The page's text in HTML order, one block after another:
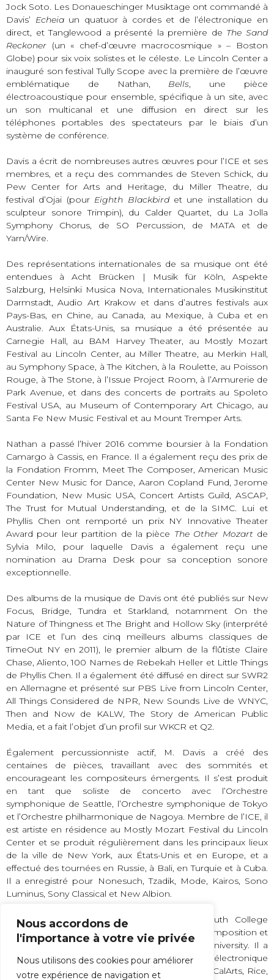
Nous accordons de
l'importance à votre vie privée
Nous utilisons des cookies pour améliorer
votre expérience de navigation et
Jock Soto. Les Donaueschinger Musiktage ont commandé à
Davis’ Echeiaun quatuor à cordes et de l’électronique en
direct, et Tanglewood a présenté la première de The Sand
Reckoner (un « chef-d’œuvre macrocosmique » – Boston
Globe) pour six voix solistes et le céleste. Le Lincoln Center a
inauguré son festival Tully Scope avec la première de l’œuvre
emblématique de Nathan, Bells, une pièce
électroacoustique pour ensemble, spécifique à un site, avec
un son multicanal et une diffusion en direct sur les
téléphones portables des spectateurs par le biais d’un
système de conférence.
Davis a écrit de nombreuses autres œuvres pour l’ICE et ses
membres, et a reçu des commandes de Steven Schick, du
Pew Center for Arts and Heritage, du Miller Theatre, du
festival d’Ojai (pour Eighth Blackbirdet une installation du
sculpteur sonore Trimpin), du Calder Quartet, du La Jolla
Symphony Chorus, de SO Percussion, de MATA et de
Yarn/Wire.
Des représentations internationales de sa musique ont été
entendues à Acht Brücken | Musik für Köln, Aspekte
Salzburg, Helsinki Musica Nova, Internationales Musikinstitut
Darmstadt, Audio Art Krakow et dans d’autres festivals aux
Pays-Bas, en Chine, au Canada, au Mexique, à Cuba et en
Australie. Aux États-Unis, sa musique a été présentée au
Carnegie Hall, au BAM Harvey Theater, au Mostly Mozart
Festival au Lincoln Center, au Miller Theatre, au Merkin Hall,
au Symphony Space, à The Kitchen, à la Roulette, au Poisson
Rouge, à The Stone, à l’Issue Project Room, à l’Armurerie de
Park Avenue, et dans des concerts de portraits au Spoleto
Festival USA, au Museum of Contemporary Art Chicago, au
Santa Fe New Music Festival et au Mount Tremper Arts.
Nathan a passé l’hiver 2016 comme boursier à la Fondation
Camargo à Cassis, en France. Il a également reçu des prix de
la Fondation Fromm, Meet The Composer, American Music
Center New Music for Dance, Aaron Copland Fund, Jerome
Foundation, New Music USA, Concert Artists Guild, ASCAP,
The Trust for Mutual Understanding, et de la SIMC. Lui et
Phyllis Chen ont remporté un prix NY Innovative Theater
Award pour leur partition de la pièce The Other Mozartde
Sylvia Milo, pour laquelle Davis a également reçu une
nomination au Drama Desk pour sa conception sonore
exceptionnelle.
Des albums de la musique de Davis ont été publiés sur New
Focus, Bridge, Tundra et Starkland, notamment On the
Nature of Thingness et The Bright and Hollow Sky (interprété
par ICE et l’un des cinq meilleurs albums classiques de
TimeOut NY en 2011), le premier album de la flûtiste Claire
Chase, Aliento, 100 Names de Rebekah Heller et Little Things
de Phyllis Chen. Il a également été diffusé en direct sur SWR2
en Allemagne et présenté sur PBS Live from Lincoln Center,
All Things Considered de NPR, New Sounds Live de WNYC,
Then and Now de KALW, The Story de American Public
Media, et a fait l’objet d’un profil sur WKCR et Q2.
Également percussionniste actif, M. Davis a créé des
centaines de pièces, travaillant avec des sommités et
encourageant les compositeurs émergents. Il s’est produit
en tant que soliste de concerto avec l’Orchestre
symphonique de Seattle, l’Orchestre symphonique de Tokyo
et l’Orchestre philharmonique de Nagoya. Membre de l’ICE, il
est artiste en résidence au Mostly Mozart Festival du Lincoln
Center et se produit régulièrement dans les principaux lieux
de la ville de New York, aux États-Unis et en Europe, et a
effectué des tournées en Russie, à Bali, en Turquie et à Cuba.
Il a enregistré pour Nonesuch, Tzadik, Mode, Kairos, Sono
Luminus, Sony Classical et New Albion.
Davis a fait partie de la faculté du Dartmouth College
pendant huit ans et enseigne actuellement la composition et
la musique électronique à la Montclair State University. Il a
donné des masterclasses sur la composition, l’électronique
et les techniques de percussion à UC Berkeley, CalArts, Rice,